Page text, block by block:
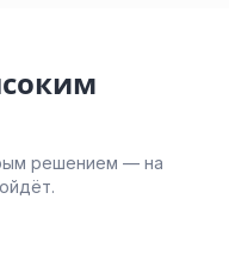
решением — на